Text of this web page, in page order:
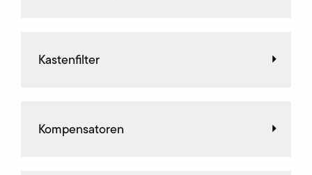
Kastenfilter
Kompensatoren